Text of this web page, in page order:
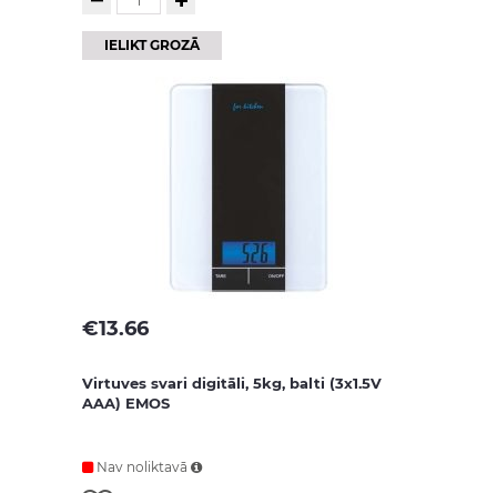
IELIKT GROZĀ
€13.66
Virtuves svari digitāli, 5kg, balti (3x1.5V
AAA) EMOS
Nav noliktavā